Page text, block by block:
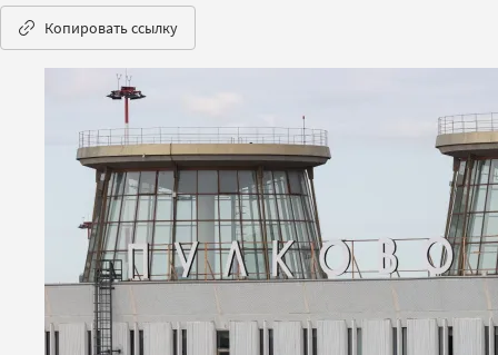
Копировать ссылку